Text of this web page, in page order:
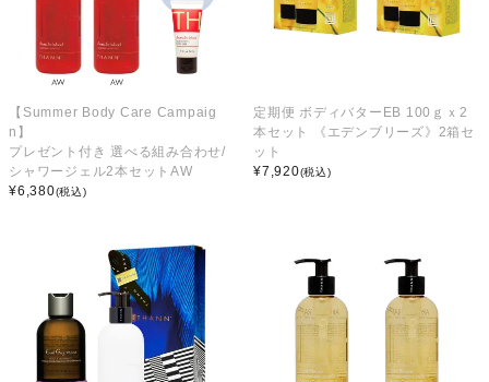
【Summer Body Care Campaig
n】
プレゼント付き 選べる組み合わせ/
シャワージェル2本セットAW
¥6,380(税込)
定期便 ボディバターEB 100ｇｘ2
本セット 《エデンブリーズ》2箱セ
ット
¥7,920(税込)